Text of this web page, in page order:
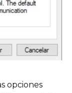
opciones